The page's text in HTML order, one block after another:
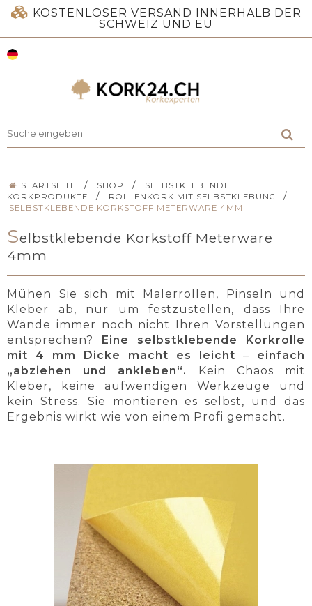
KOSTENLOSER VERSAND INNERHALB DER
SCHWEIZ UND EU
STARTSEITE / SHOP /
SELBSTKLEBENDE
KORKPRODUKTE
/ ROLLENKORK MIT SELBSTKLEBUNG /
SELBSTKLEBENDE KORKSTOFF METERWARE 4MM
Selbstklebende Korkstoff Meterware
4mm
Mühen Sie sich mit Malerrollen, Pinseln und
Kleber ab, nur um festzustellen, dass Ihre
Wände immer noch nicht Ihren Vorstellungen
entsprechen?
Eine selbstklebende Korkrolle
mit 4 mm Dicke macht es leicht – einfach
„abziehen und ankleben“.
Kein Chaos mit
Kleber, keine aufwendigen Werkzeuge und
kein Stress. Sie montieren es selbst, und das
Ergebnis wirkt wie von einem Profi gemacht.